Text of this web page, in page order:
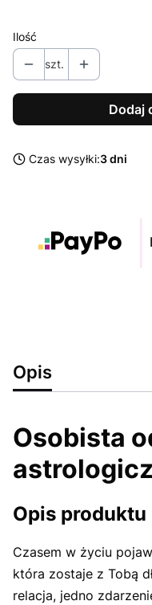
Ilość
szt.
Dodaj
Czas wysyłki:3 dni
Opis
Osobista
Opis produktu
Czasem w życiu
która zostaje z Tobą
relacja, jedno